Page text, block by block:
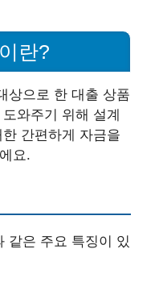
란?
상으로 한 대출 상품
와주기 위해 설계
간편하게 자금을
요.
같은 주요 특징이 있